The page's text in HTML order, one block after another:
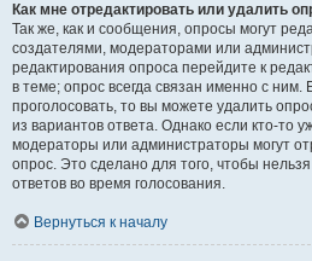
Как мне отредактировать или удалить
Так же, как и сообщения, опросы могут
создателями, модераторами или
редактирования опроса перейдите к
в теме; опрос всегда связан именно с ним.
проголосовать, то вы можете удалить
из вариантов ответа. Однако если кто-то
модераторы или администраторы могут
опрос. Это сделано для того, чтобы
ответов во время голосования.
Вернуться к началу